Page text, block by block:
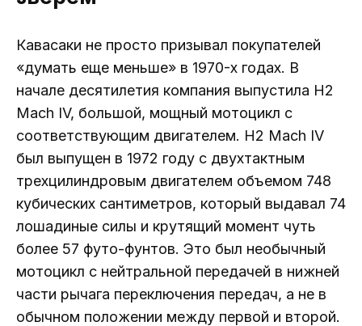
Кавасаки не просто призывал покупателей
«думать еще меньше» в 1970-х годах. В
начале десятилетия компания выпустила H2
Mach IV, большой, мощный мотоцикл с
соответствующим двигателем. H2 Mach IV
был выпущен в 1972 году с двухтактным
трехцилиндровым двигателем объемом 748
кубических сантиметров, который выдавал 74
лошадиные силы и крутящий момент чуть
более 57 футо-фунтов. Это был необычный
мотоцикл с нейтральной передачей в нижней
части рычага переключения передач, а не в
обычном положении между первой и второй.